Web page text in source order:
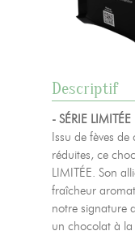
Descriptif
- SÉRIE LIMITÉE
Issu de fèves
réduites, ce
LIMITÉE. Son
fraîcheur
notre signature
un chocolat à